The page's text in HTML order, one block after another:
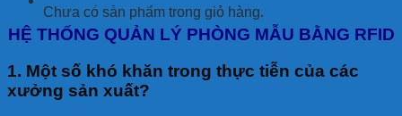
Chưa có sản phẩm trong giỏ hàng.
HỆ THỐNG QUẢN LÝ PHÒNG MẪU BẰNG RFID
1. Một số khó khăn trong thực tiễn của các
xưởng sản xuất?